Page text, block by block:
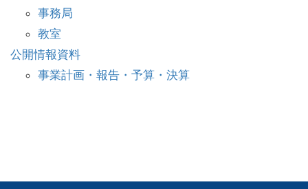
事務局
教室
公開情報資料
事業計画・報告・予算・決算